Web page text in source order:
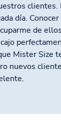
día.
de
Mister Size
nuevos